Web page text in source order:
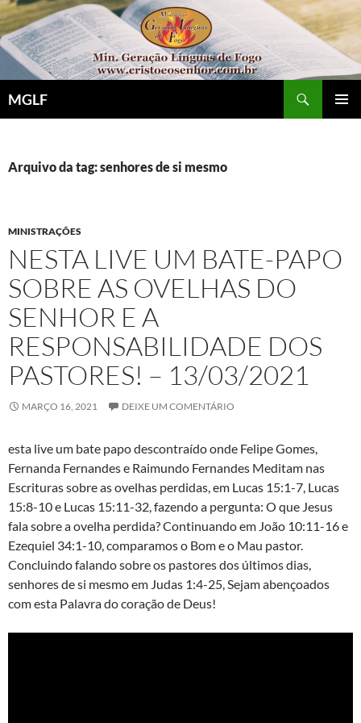
Pular
para
o
conteúdo
MGLF
Arquivo da tag: senhores de si mesmo
MINISTRAÇÕES
NESTA LIVE UM BATE-PAPO
SOBRE AS OVELHAS DO
SENHOR E A
RESPONSABILIDADE DOS
PASTORES! – 13/03/2021
MARÇO 16, 2021 DEIXE UM COMENTÁRIO
esta live um bate papo descontraído onde Felipe Gomes,
Fernanda Fernandes e Raimundo Fernandes Meditam nas
Escrituras sobre as ovelhas perdidas, em Lucas 15:1-7, Lucas
15:8-10 e Lucas 15:11-32, fazendo a pergunta: O que Jesus
fala sobre a ovelha perdida? Continuando em João 10:11-16 e
Ezequiel 34:1-10, comparamos o Bom e o Mau pastor.
Concluindo falando sobre os pastores dos últimos dias,
senhores de si mesmo em Judas 1:4-25, Sejam abençoados
com esta Palavra do coração de Deus!